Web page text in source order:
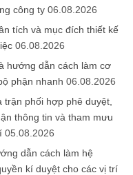
công ty 06.08.2026
tích và mục đích thiết kế
06.08.2026
hướng dẫn cách làm cơ
phận nhanh 06.08.2026
trận phối hợp phê duyệt,
thông tin và tham mưu
05.08.2026
dẫn cách làm hệ
kí duyệt cho các vị trí